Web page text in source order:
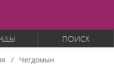
ПОИСК
Чегдомын